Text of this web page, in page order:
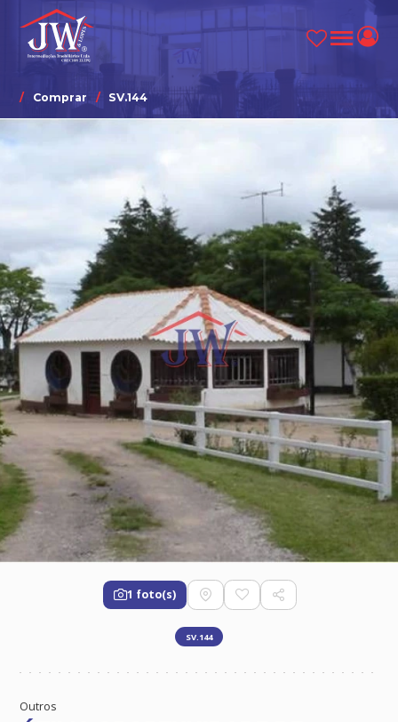
Comprar SV.144
1 foto(s)
SV.144
Outros